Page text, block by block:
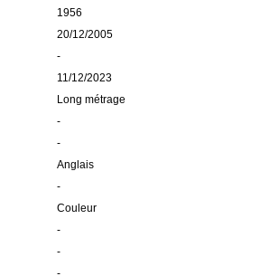
1956
20/12/2005
-
11/12/2023
Long métrage
-
-
Anglais
-
Couleur
-
-